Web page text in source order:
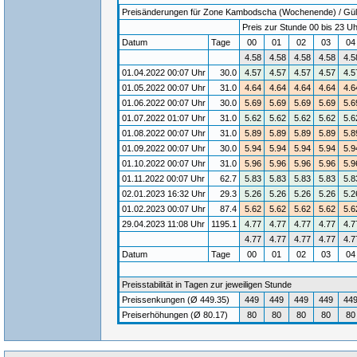
Preisänderungen für Zone Kambodscha (Wochenende) /
Preis zur Stunde 00 bis 23
Datum
Tage 00 01 02 03
4.58
4.58 4.58 4.58
01.04.2022 00:07 Uhr
30.0 4.57 4.57 4.57 4.57
01.05.2022 00:07 Uhr
31.0 4.64 4.64 4.64 4.64
01.06.2022 00:07 Uhr
30.0 5.69 5.69 5.69 5.69
01.07.2022 01:07 Uhr
31.0 5.62 5.62 5.62 5.62
01.08.2022 00:07 Uhr
31.0 5.89 5.89 5.89 5.89
01.09.2022 00:07 Uhr
30.0 5.94 5.94 5.94 5.94
01.10.2022 00:07 Uhr
31.0 5.96 5.96 5.96 5.96
01.11.2022 00:07 Uhr
62.7 5.83 5.83 5.83 5.83
02.01.2023 16:32 Uhr
29.3 5.26 5.26 5.26 5.26
01.02.2023 00:07 Uhr
87.4 5.62 5.62 5.62 5.62
29.04.2023 11:08 Uhr
1195.1 4.77 4.77 4.77 4.77
4.77
4.77 4.77 4.77
Datum
Tage 00 01 02 03 04
Preisstabilität in Tagen zur jeweiligen Stunde
Preissenkungen (Ø 449.35)
449 449 449 449
449
Preiserhöhungen (Ø 80.17)
80 80 80 80 80